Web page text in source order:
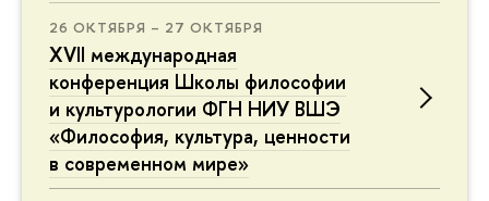
26 ОКТЯБРЯ – 27 ОКТЯБРЯ
XVII международная
конференция Школы философии
и культурологии ФГН НИУ ВШЭ
«Философия, культура, ценности
в современном мире»